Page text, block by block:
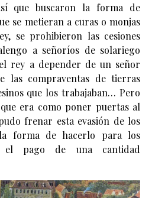
que buscaron la forma de
se metieran a curas o monjas
se prohibieron las cesiones
a señoríos de solariego
rey a depender de un señor
las compraventas de tierras
que los trabajaban… Pero
era como poner puertas al
frenar esta evasión de los
forma de hacerlo para los
el pago de una cantidad